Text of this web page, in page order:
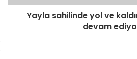
Yayla sahilinde yol ve
devam